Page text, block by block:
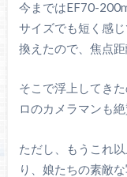
今まではEF70-
サイズでも短く感
換えたので、焦点距
そこで浮上してき
ロのカメラマンも
ただし、もうこれ
り、娘たちの素敵